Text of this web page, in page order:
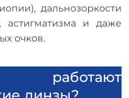
дальнозоркости
астигматизма и даже
очков.